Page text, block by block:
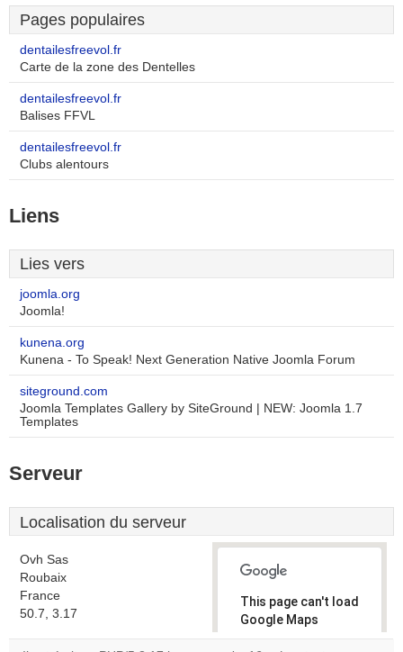
Pages populaires
dentailesfreevol.fr
Carte de la zone des Dentelles
dentailesfreevol.fr
Balises FFVL
dentailesfreevol.fr
Clubs alentours
Liens
Lies vers
joomla.org
Joomla!
kunena.org
Kunena - To Speak! Next Generation Native Joomla Forum
siteground.com
Joomla Templates Gallery by SiteGround | NEW: Joomla 1.7
Templates
Serveur
Localisation du serveur
Ovh Sas
Roubaix
France
50.7, 3.17
This page can't load
Google Maps
correctly.